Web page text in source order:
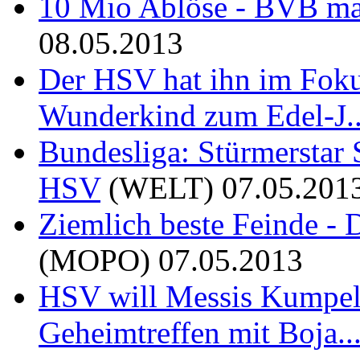
08.05.2013
Der HSV hat ihn im
Wunderkind zum Edel-
Bundesliga:
HSV (WELT)
Ziemlich beste Feinde -
(MOPO) 07.05.2013
HSV will Messis
Geheimtreffen mit